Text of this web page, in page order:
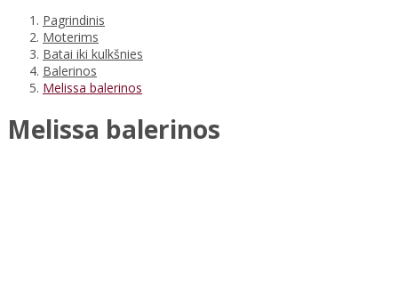
Pagrindinis
Moterims
Batai iki kulkšnies
Balerinos
Melissa balerinos
Melissa balerinos